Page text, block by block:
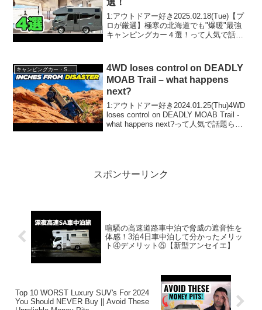
選！
1:アウトドアー好き2025.02.18(Tue)【プ
ロが厳選】極寒の北海道でも"爆暖"最強
キャンピングカー４選！って人気で話題
です！3:アウトドアー...
4WD loses control on DEADLY
MOAB Trail – what happens
next?
1:アウトドアー好き2024.01.25(Thu)4WD
loses control on DEADLY MOAB Trail -
what happens next?って人気で話題らし
スポンサーリンク
喧騒の高速道路車中泊で脅威の遮音性を
体感！3泊4日車中泊して分かったメリッ
ト④デメリット⑤【新型アンセイエ】
Top 10 WORST Luxury SUV's For 2024
You Should NEVER Buy || Avoid These